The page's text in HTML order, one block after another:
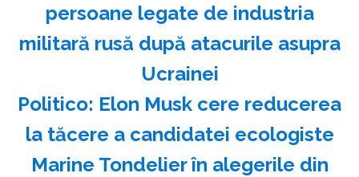
persoane legate de industria
militară rusă după atacurile asupra
Ucrainei
Politico: Elon Musk cere reducerea
la tăcere a candidatei ecologiste
Marine Tondelier în alegerile din